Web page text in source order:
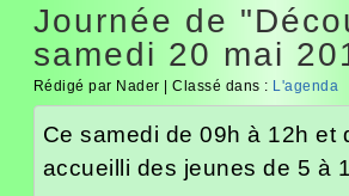
Journée de
samedi 20 mai
Rédigé par Nader | Classé dans : L'agenda
Ce samedi de 09h à 12h et
accueilli des jeunes de 5 à